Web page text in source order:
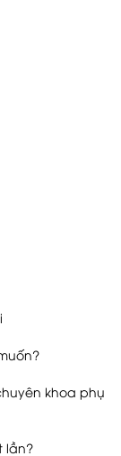
khoa phụ
lần?